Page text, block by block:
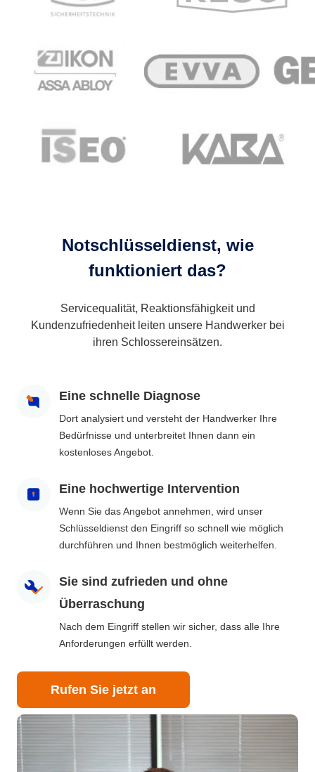
Notschlüsseldienst, wie
funktioniert das?
Servicequalität, Reaktionsfähigkeit und
Kundenzufriedenheit leiten unsere Handwerker bei
ihren Schlossereinsätzen.
Eine schnelle Diagnose
Dort analysiert und versteht der Handwerker Ihre
Bedürfnisse und unterbreitet Ihnen dann ein
kostenloses Angebot.
Eine hochwertige Intervention
Wenn Sie das Angebot annehmen, wird unser
Schlüsseldienst den Eingriff so schnell wie möglich
durchführen und Ihnen bestmöglich weiterhelfen.
Sie sind zufrieden und ohne
Überraschung
Nach dem Eingriff stellen wir sicher, dass alle Ihre
Anforderungen erfüllt werden.
Rufen Sie jetzt an